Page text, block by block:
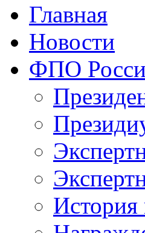
Главная
Новости
ФПО